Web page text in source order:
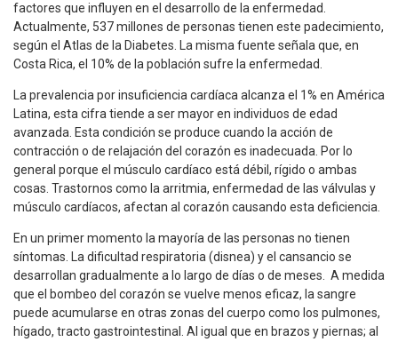
factores que influyen en el desarrollo de la enfermedad.
Actualmente, 537 millones de personas tienen este padecimiento,
según el Atlas de la Diabetes. La misma fuente señala que, en
Costa Rica, el 10% de la población sufre la enfermedad.
La prevalencia por insuficiencia cardíaca alcanza el 1% en América
Latina, esta cifra tiende a ser mayor en individuos de edad
avanzada. Esta condición se produce cuando la acción de
contracción o de relajación del corazón es inadecuada. Por lo
general porque el músculo cardíaco está débil, rígido o ambas
cosas. Trastornos como la arritmia, enfermedad de las válvulas y
músculo cardíacos, afectan al corazón causando esta deficiencia.
En un primer momento la mayoría de las personas no tienen
síntomas. La dificultad respiratoria (disnea) y el cansancio se
desarrollan gradualmente a lo largo de días o de meses. A medida
que el bombeo del corazón se vuelve menos eficaz, la sangre
puede acumularse en otras zonas del cuerpo como los pulmones,
hígado, tracto gastrointestinal. Al igual que en brazos y piernas; al